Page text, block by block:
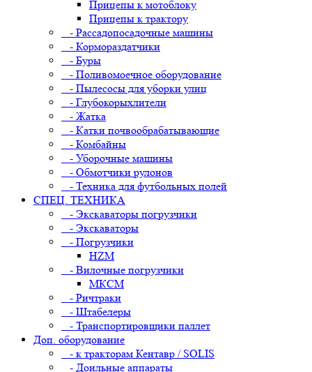
Прицепы к мотоблоку
Прицепы к трактору
- Рассадопосадочные машины
- Кормораздатчики
- Буры
- Поливомоечное оборудование
- Пылесосы для уборки улиц
- Глубокорыхлители
- Жатка
- Катки почвообрабатывающие
- Комбайны
- Уборочные машины
- Обмотчики рулонов
- Техника для футбольных полей
СПЕЦ. ТЕХНИКА
- Экскаваторы погрузчики
- Экскаваторы
- Погрузчики
HZM
- Вилочные погрузчики
МКСМ
- Ричтраки
- Штабелеры
- Транспортировщики паллет
Доп. оборудование
- к тракторам Кентавр / SOLIS
- Доильные аппараты